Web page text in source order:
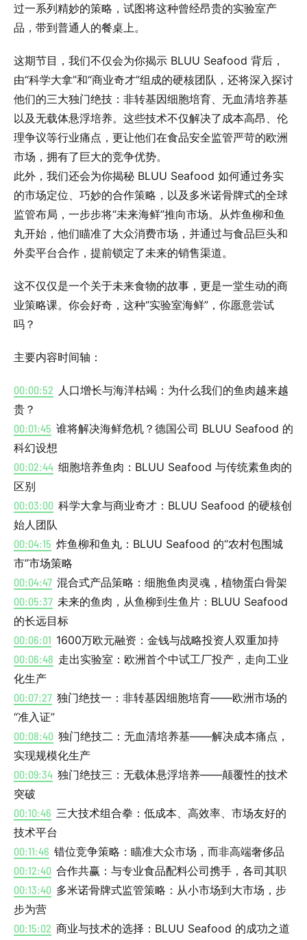
过一系列精妙的策略，试图将这种曾经昂贵的实验室产
品，带到普通人的餐桌上。
这期节目，我们不仅会为你揭示 BLUU Seafood 背后，
由“科学大拿”和“商业奇才”组成的硬核团队，还将深入探讨
他们的三大独门绝技：非转基因细胞培育、无血清培养基
以及无载体悬浮培养。这些技术不仅解决了成本高昂、伦
理争议等行业痛点，更让他们在食品安全监管严苛的欧洲
市场，拥有了巨大的竞争优势。
此外，我们还会为你揭秘 BLUU Seafood 如何通过务实
的市场定位、巧妙的合作策略，以及多米诺骨牌式的全球
监管布局，一步步将“未来海鲜”推向市场。从炸鱼柳和鱼
丸开始，他们瞄准了大众消费市场，并通过与食品巨头和
外卖平台合作，提前锁定了未来的销售渠道。
这不仅仅是一个关于未来食物的故事，更是一堂生动的商
业策略课。你会好奇，这种“实验室海鲜”，你愿意尝试
吗？
主要内容时间轴：
00:00:52 人口增长与海洋枯竭：为什么我们的鱼肉越来越
贵？
00:01:45 谁将解决海鲜危机？德国公司 BLUU Seafood 的
科幻设想
00:02:44 细胞培养鱼肉：BLUU Seafood 与传统素鱼肉的
区别
00:03:00 科学大拿与商业奇才：BLUU Seafood 的硬核创
始人团队
00:04:15 炸鱼柳和鱼丸：BLUU Seafood 的“农村包围城
市”市场策略
00:04:47 混合式产品策略：细胞鱼肉灵魂，植物蛋白骨架
00:05:37 未来的鱼肉，从鱼柳到生鱼片：BLUU Seafood
的长远目标
00:06:01 1600万欧元融资：金钱与战略投资人双重加持
00:06:48 走出实验室：欧洲首个中试工厂投产，走向工业
化生产
00:07:27 独门绝技一：非转基因细胞培育——欧洲市场的
“准入证”
00:08:40 独门绝技二：无血清培养基——解决成本痛点，
实现规模化生产
00:09:34 独门绝技三：无载体悬浮培养——颠覆性的技术
突破
00:10:46 三大技术组合拳：低成本、高效率、市场友好的
技术平台
00:11:46 错位竞争策略：瞄准大众市场，而非高端奢侈品
00:12:40 合作共赢：与专业食品配料公司携手，各司其职
00:13:40 多米诺骨牌式监管策略：从小市场到大市场，步
步为营
00:15:02 商业与技术的选择：BLUU Seafood 的成功之道